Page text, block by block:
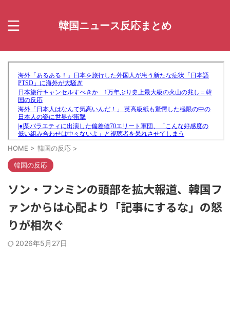
韓国ニュース反応まとめ
HOME > 韓国の反応 >
韓国の反応
ソン・フンミンの頭部を拡大報道、韓国フ
ァンからは心配より「記事にするな」の怒
りが相次ぐ
2026年5月27日